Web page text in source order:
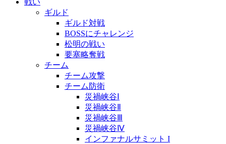
戦い
ギルド
ギルド対戦
BOSSにチャレンジ
松明の戦い
要塞略奪戦
チーム
チーム攻撃
チーム防衛
災禍峡谷Ⅰ
災禍峡谷Ⅱ
災禍峡谷Ⅲ
災禍峡谷Ⅳ
インファナルサミット I